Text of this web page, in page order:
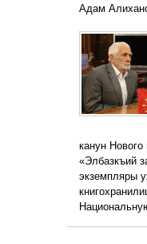
Адам
канун
«Элбазкъий
экземпляры